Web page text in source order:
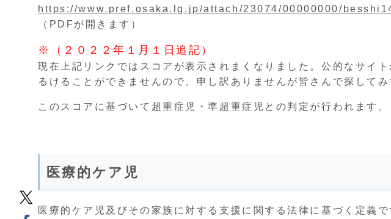
https://www.pref.osaka.lg.jp/attach/23074/00000000/
（PDFが開きます）
※（２０２２年１月１日追記）
現在上記リンクではスコアが表示されまくなりました。公的なサイ
るけることができませんので、申し訳ありませんが皆さんで探してみ
このスコアに基づいて超重症児・準超重症児との判定が行われます。
医療的ケア児
医療的ケア児及びその家族に対する支援に関する法律に基づく定義で